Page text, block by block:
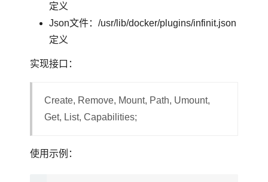
定义
Json文件：/usr/lib/docker/plugins/infinit.json
定义
实现接口：
Create, Remove, Mount, Path, Umount,
Get, List, Capabilities;
使用示例：